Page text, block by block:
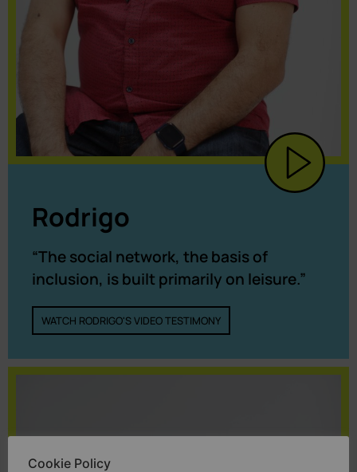
Rodrigo
“The social network, the basis of
inclusion, is built primarily on leisure.”
WATCH RODRIGO'S VIDEO TESTIMONY
Cookie Policy